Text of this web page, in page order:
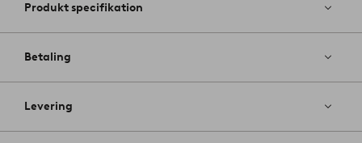
Produkt specifikation
Betaling
Levering